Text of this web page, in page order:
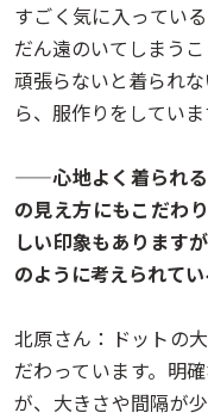
すごく気に入ってい
だん遠のいてしまう
頑張らないと着られ
ら、服作りをしていま
——心地よく着られる
の見え方にもこだわ
しい印象もあります
のように考えられてい
北原さん：ドットの
だわっています。明
が、大きさや間隔が